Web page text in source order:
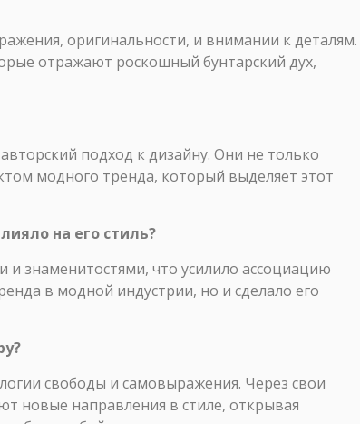
оригинальности, и внимании к деталям.
отражают роскошный бунтарский дух,
подход к дизайну. Они не только
модного тренда, который выделяет этот
на его стиль?
знаменитостями, что усилило ассоциацию
в модной индустрии, но и сделало его
свободы и самовыражения. Через свои
новые направления в стиле, открывая